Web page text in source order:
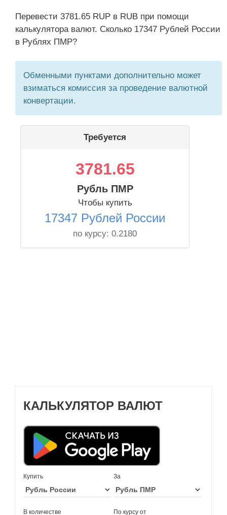
Перевести 3781.65 RUP в RUB при помощи
калькулятора валют. Сколько 17347 Рублей России
в Рублях ПМР?
Обменными пунктами дополнительно может
взиматься комиссия за проведение валютной
конвертации.
Требуется
3781.65
Рубль ПМР
Чтобы купить
17347 Рублей России
по курсу: 0.2180
КАЛЬКУЛЯТОР ВАЛЮТ
Купить За
В количестве По курсу от